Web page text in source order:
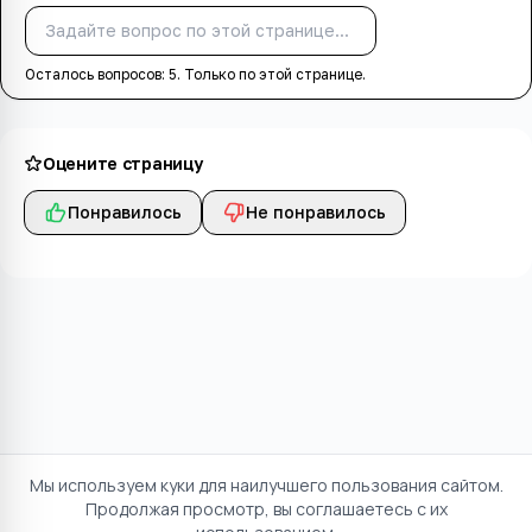
Осталось вопросов: 5. Только по этой странице.
Оцените страницу
Понравилось Не понравилось
Мы используем куки для наилучшего пользования сайтом.
Продолжая просмотр, вы соглашаетесь с их